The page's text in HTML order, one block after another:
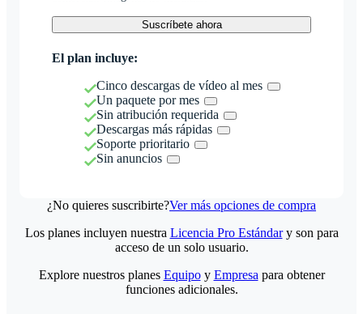
Suscríbete ahora
El plan incluye:
Cinco descargas de vídeo al mes
Un paquete por mes
Sin atribución requerida
Descargas más rápidas
Soporte prioritario
Sin anuncios
¿No quieres suscribirte?Ver más opciones de compra
Los planes incluyen nuestra Licencia Pro Estándary son para
acceso de un solo usuario.
Explore nuestros planes Equipoy Empresa para obtener
funciones adicionales.